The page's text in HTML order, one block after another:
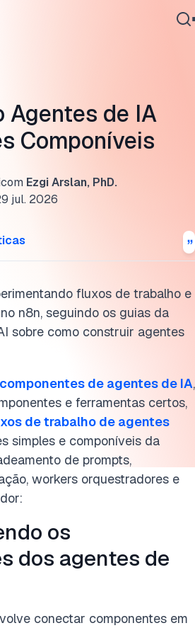
Agentes de IA
Componíveis
com Ezgi Arslan, PhD.
jul. 2026
fluxos de trabalho e
n8n, seguindo os guias da
sobre como construir agentes
componentes de agentes de IA,
e ferramentas certos,
de trabalho de agentes
simples e componíveis da
de prompts,
workers orquestradores e
os
dos agentes de
conectar componentes em
automação: Fluxos de trabalho
IA
são melhores
trabalho e implementações de